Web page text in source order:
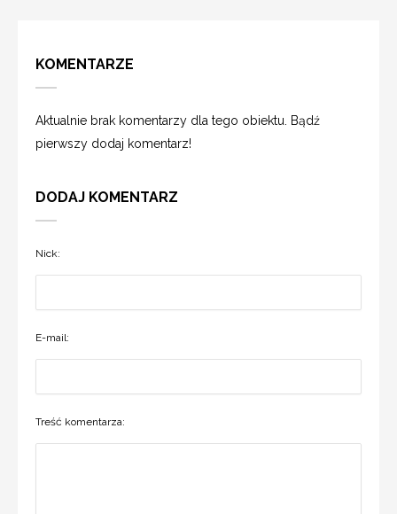
KOMENTARZE
Aktualnie brak komentarzy dla tego obiektu. Bądź
pierwszy dodaj komentarz!
DODAJ KOMENTARZ
Nick:
E-mail:
Treść komentarza: